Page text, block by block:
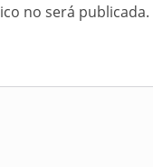
no será publicada.